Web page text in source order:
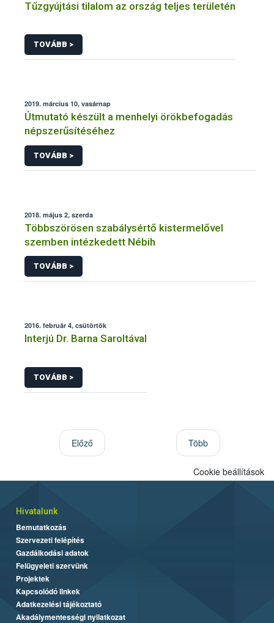
Tűzgyújtási tilalom az ország teljes területén
TOVÁBB >
2019. március 10, vasárnap
Útmutató készült a menhelyi örökbefogadás
népszerűsítéséhez
TOVÁBB >
2018. május 2, szerda
Többszörösen szabálysértő kistermelővel
szemben intézkedett Nébih
TOVÁBB >
2016. február 4, csütörtök
Interjú Dr. Barna Saroltával
TOVÁBB >
Előző Több
Cookie beállítások
Hivatalunk
Bemutatkozás
Szervezeti felépítés
Gazdálkodási adatok
Felügyeleti szervünk
Projektek
Kapcsolódó linkek
Adatkezelési tájékoztató
Akadálymentességi nyilatkozat